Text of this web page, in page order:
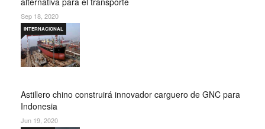
Sep 18, 2020
Astillero chino construirá innovador carguero de GNC para
Indonesia
INTERNACIONAL
Jun 19, 2020